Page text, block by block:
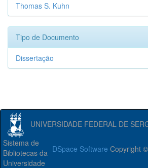
Thomas S. Kuhn
Tipo de Documento
Dissertação
UNIVERSIDADE FEDERAL DE
DSpace Software Copyright
Sistema de
Bibliotecas da
Universidade